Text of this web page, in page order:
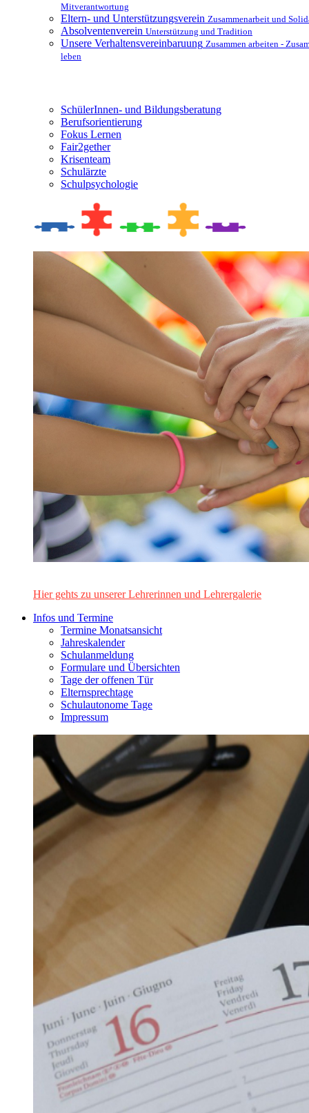
Mitverantwortung
Eltern- und Unterstützungsverein Zusammenarbeit und
Absolventenverein Unterstützung und Tradition
Unsere Verhaltensvereinbaruung Zusammen arbeiten -
leben
SchülerInnen- und Bildungsberatung
Berufsorientierung
Fokus Lernen
Fair2gether
Krisenteam
Schulärzte
Schulpsychologie
Hier gehts zu unserer Lehrerinnen und Lehrergalerie
Infos und Termine
Termine Monatsansicht
Jahreskalender
Schulanmeldung
Formulare und Übersichten
Tage der offenen Tür
Elternsprechtage
Schulautonome Tage
Impressum